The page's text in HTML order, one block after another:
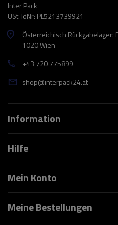
Inter Pack
USt-IdNr: PL5213739921
Österreichisch
1020 Wien
+43 720 775899
shop@interpack24.at
Information
Hilfe
Mein Konto
Meine Bestellungen